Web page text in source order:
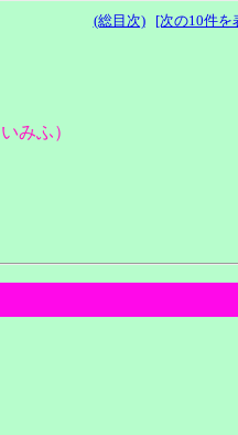
(総目次) [次の10件を
みふ）